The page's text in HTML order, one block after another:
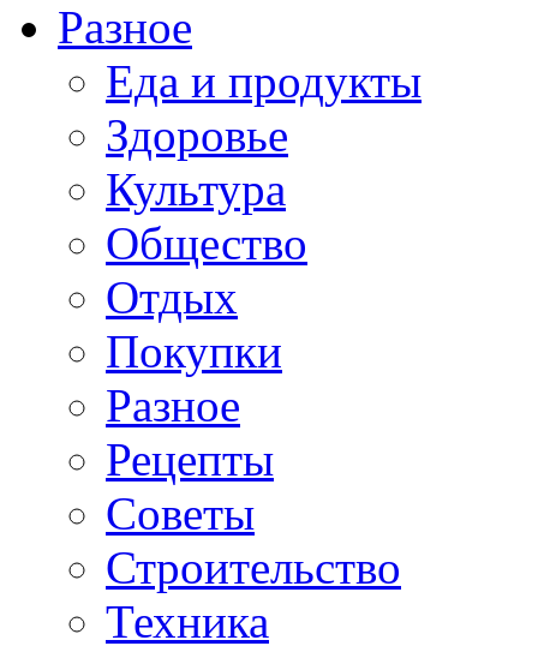
Разное
Еда и продукты
Здоровье
Культура
Общество
Отдых
Покупки
Разное
Рецепты
Советы
Строительство
Техника